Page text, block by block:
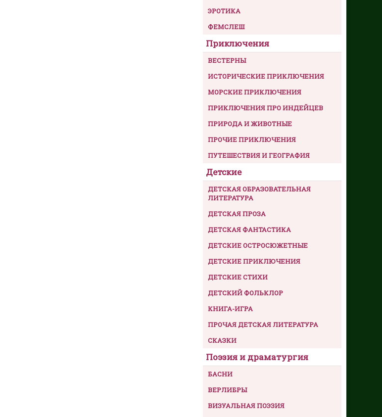
ЭРОТИКА
ФЕМСЛЕШ
Приключения
ВЕСТЕРНЫ
ИСТОРИЧЕСКИЕ ПРИКЛЮЧЕНИЯ
МОРСКИЕ ПРИКЛЮЧЕНИЯ
ПРИКЛЮЧЕНИЯ ПРО ИНДЕЙЦЕВ
ПРИРОДА И ЖИВОТНЫЕ
ПРОЧИЕ ПРИКЛЮЧЕНИЯ
ПУТЕШЕСТВИЯ И ГЕОГРАФИЯ
Детские
ДЕТСКАЯ ОБРАЗОВАТЕЛЬНАЯ
ЛИТЕРАТУРА
ДЕТСКАЯ ПРОЗА
ДЕТСКАЯ ФАНТАСТИКА
ДЕТСКИЕ ОСТРОСЮЖЕТНЫЕ
ДЕТСКИЕ ПРИКЛЮЧЕНИЯ
ДЕТСКИЕ СТИХИ
ДЕТСКИЙ ФОЛЬКЛОР
КНИГА-ИГРА
ПРОЧАЯ ДЕТСКАЯ ЛИТЕРАТУРА
СКАЗКИ
Поэзия и драматургия
БАСНИ
ВЕРЛИБРЫ
ВИЗУАЛЬНАЯ ПОЭЗИЯ